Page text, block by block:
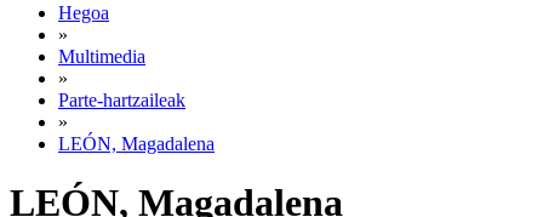
Hegoa
»
Multimedia
»
Parte-hartzaileak
»
LEÓN, Magadalena
LEÓN, Magadalena